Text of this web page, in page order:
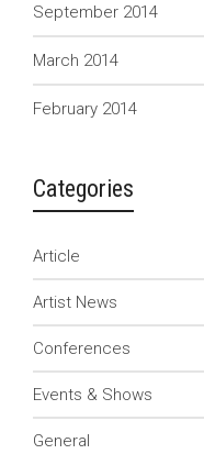
September 2014
March 2014
February 2014
Categories
Article
Artist News
Conferences
Events & Shows
General